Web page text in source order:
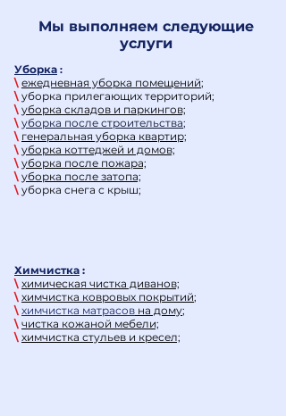
Мы выполняем следующие
услуги
Уборка :
\ ежедневная уборка помещений;
\ уборка прилегающих территорий;
\ уборка складов и паркингов;
\ уборка после строительства;
\ генеральная уборка квартир;
\ уборка коттеджей и домов;
\ уборка после пожара;
\ уборка после затопа;
\ уборка снега с крыш;
Химчистка :
\ химическая чистка диванов;
\ химчистка ковровых покрытий;
\ химчистка матрасов на дому;
\ чистка кожаной мебели;
\ химчистка стульев и кресел;